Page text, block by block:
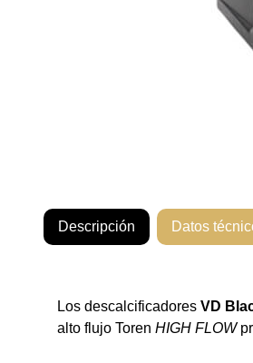
Descripción Datos
Los descalcificadores VD
alto flujo Toren HIGH FLOW